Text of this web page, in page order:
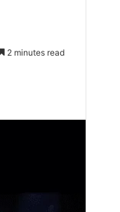
2 minutes read